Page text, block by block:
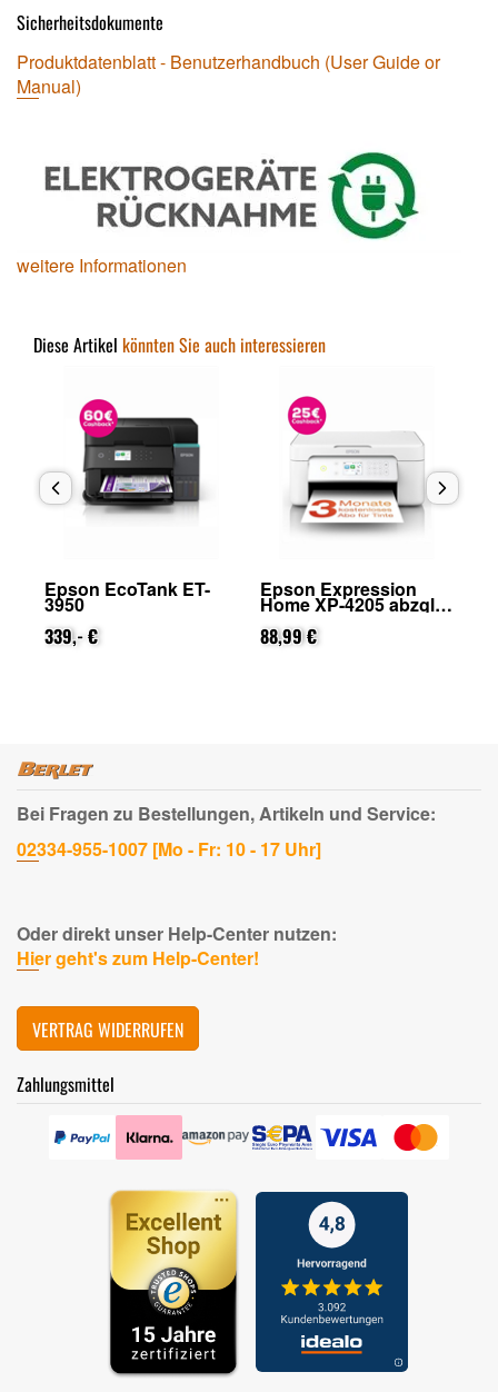
Sicherheitsdokumente
Produktdatenblatt - Benutzerhandbuch (User Guide or
Manual)
weitere Informationen
Diese Artikel könnten Sie auch interessieren
Epson EcoTank ET-
3950
339,- €
Epson Expression
Home XP-4205 abzgl.
25€ Cashback (von
Epson nach
Registrierung)
88,99 €
Bei Fragen zu Bestellungen, Artikeln und Service:
02334-955-1007 [Mo - Fr: 10 - 17 Uhr]
Oder direkt unser Help-Center nutzen:
Hier geht's zum Help-Center!
VERTRAG WIDERRUFEN
Zahlungsmittel